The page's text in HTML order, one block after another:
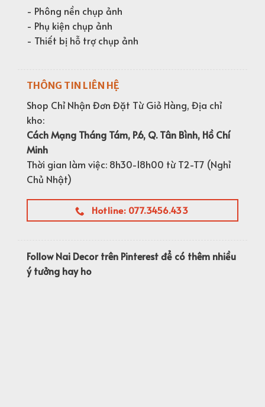
- Phông nền chụp ảnh
- Phụ kiện chụp ảnh
- Thiết bị hỗ trợ chụp ảnh
THÔNG TIN LIÊN HỆ
Shop Chỉ Nhận Đơn Đặt Từ Giỏ Hàng, Địa chỉ
kho:
Cách Mạng Tháng Tám, P.6, Q. Tân Bình, Hồ Chí
Minh
Thời gian làm việc: 8h30-18h00 từ T2-T7 (Nghỉ
Chủ Nhật)
Hotline: 077.3456.433
Follow Nai Decor trên Pinterest để có thêm nhiều
ý tưởng hay ho